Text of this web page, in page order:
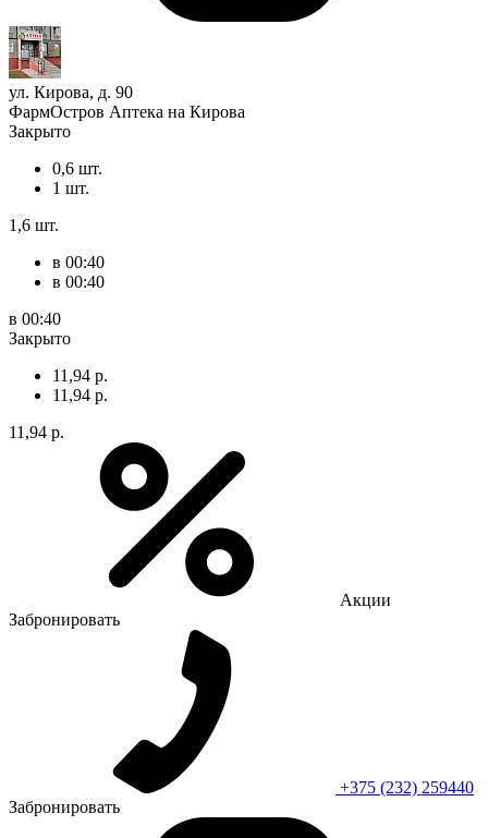
ул. Кирова, д. 90
ФармОстров Аптека на Кирова
Закрыто
0,6 шт.
1 шт.
1,6 шт.
в 00:40
в 00:40
в 00:40
Закрыто
11,94 р.
11,94 р.
11,94 р.
Акции
Забронировать
+375 (232) 259440
Забронировать